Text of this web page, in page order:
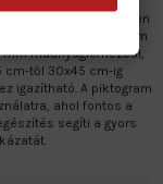
amely egyértelműen
készül, például 0,5 mm
műanyaglemezből,
cm-től 30x45 cm-ig
igazítható. A piktogram
ahol fontos a
segíti a gyors